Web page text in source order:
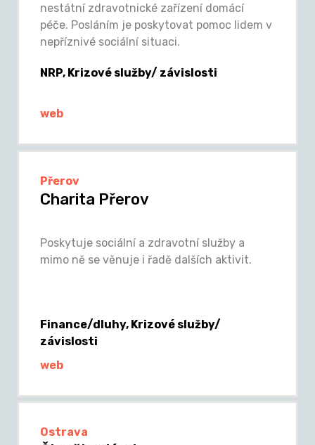
nestátní zdravotnické zařízení domácí
péče. Posláním je poskytovat pomoc lidem v
nepříznivé sociální situaci.
NRP, Krizové služby/ závislosti
web
Přerov
Charita Přerov
Poskytuje sociální a zdravotní služby a
mimo ně se věnuje i řadě dalších aktivit.
Finance/dluhy, Krizové služby/
závislosti
web
Ostrava